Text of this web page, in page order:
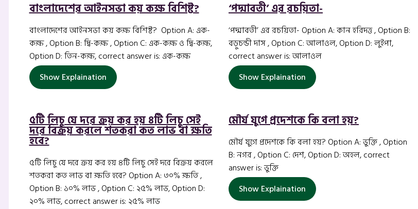
বাংলাদেশের আইনসভা কয় কক্ষ বিশিষ্ট?
বাংলাদেশের আইনসভা কয় কক্ষ বিশিষ্ট? Option A: এক-
কক্ষ , Option B: দ্বি-কক্ষ , Option C: এক-কক্ষ ও দ্বি-কক্ষ,
Option D: তিন-কক্ষ, correct answer is: এক-কক্ষ
Show Explaination
‘পদ্মাবতী’ এর রচয়িতা-
‘পদ্মাবতী’ এর রচয়িতা- Option A: কান হরিদত্ত , Option B:
বড়ুচন্ডী দাস , Option C: আলাওল, Option D: লুইপা,
correct answer is: আলাওল
Show Explaination
৫টি লিচু যে দরে ক্রয় কর হয় ৪টি লিচু সেই
দরে বিক্রয় করলে শতকরা কত লাভ বা ক্ষতি
হবে?
৫টি লিচু যে দরে ক্রয় কর হয় ৪টি লিচু সেই দরে বিক্রয় করলে
শতকরা কত লাভ বা ক্ষতি হবে? Option A: ৩০% ক্ষতি ,
Option B: ১০% লাভ , Option C: ২৫% লাভ, Option D:
২০% লাভ, correct answer is: ২৫% লাভ
মৌর্য যুগে প্রদেশকে কি বলা হয়?
মৌর্য যুগে প্রদেশকে কি বলা হয়? Option A: ভুক্তি , Option
B: নগর , Option C: দেশ, Option D: অহল, correct
answer is: ভুক্তি
Show Explaination